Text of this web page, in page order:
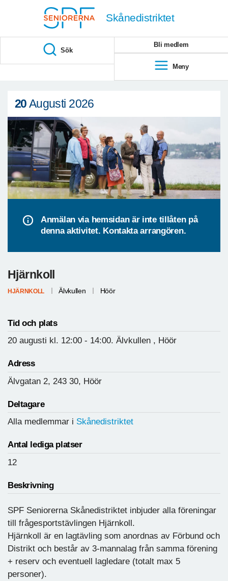
Skånedistriktet
Sök
Bli medlem
Meny
20Augusti 2026
Anmälan via hemsidan är inte tillåten på
denna aktivitet. Kontakta arrangören.
Hjärnkoll
HJÄRNKOLL Älvkullen Höör
Tid och plats
20 augusti kl. 12:00 - 14:00. Älvkullen , Höör
Adress
Älvgatan 2, 243 30, Höör
Deltagare
Alla medlemmar i Skånedistriktet
Antal lediga platser
12
Beskrivning
SPF Seniorerna Skånedistriktet inbjuder alla föreningar
till frågesportstävlingen Hjärnkoll.
Hjärnkoll är en lagtävling som anordnas av Förbund och
Distrikt och består av 3-mannalag från samma förening
+ reserv och eventuell lagledare (totalt max 5
personer).